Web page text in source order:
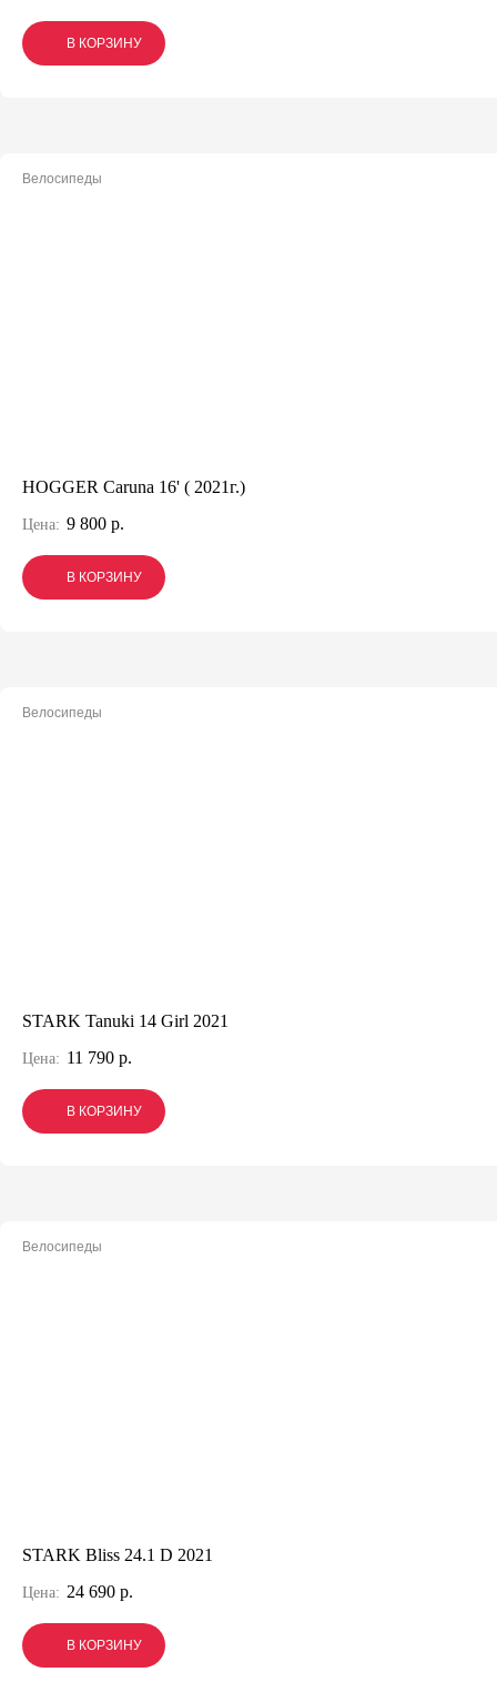
В КОРЗИНУ
В КОРЗИНУ
В КОРЗИНУ
Велосипеды
HOGGER Caruna 16' ( 2021г.)
Цена: 9 800 р.
В КОРЗИНУ
В КОРЗИНУ
В КОРЗИНУ
Велосипеды
STARK Tanuki 14 Girl 2021
Цена: 11 790 р.
В КОРЗИНУ
В КОРЗИНУ
В КОРЗИНУ
Велосипеды
STARK Bliss 24.1 D 2021
Цена: 24 690 р.
В КОРЗИНУ
В КОРЗИНУ
В КОРЗИНУ